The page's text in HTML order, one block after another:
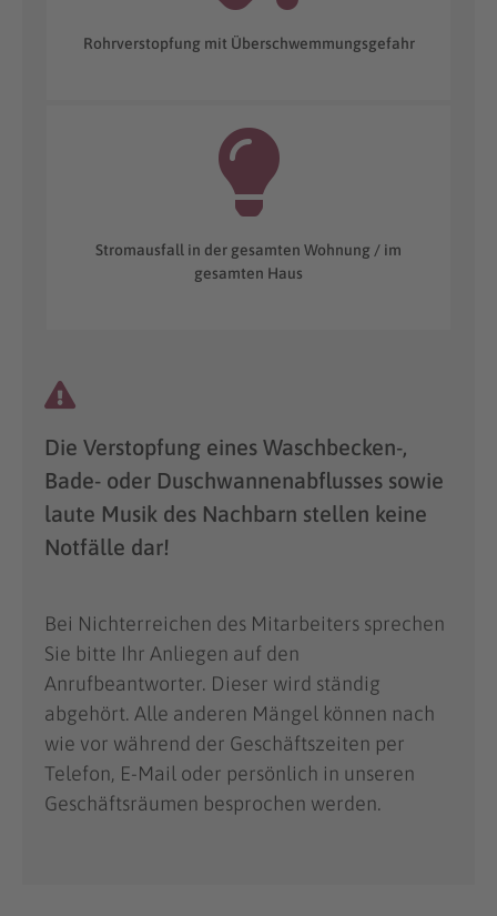
Rohrverstopfung mit Überschwemmungsgefahr
Stromausfall in der gesamten Wohnung / im
gesamten Haus
Die Verstopfung eines Waschbecken-,
Bade- oder Duschwannenabflusses sowie
laute Musik des Nachbarn stellen keine
Notfälle dar!
Bei Nichterreichen des Mitarbeiters sprechen
Sie bitte Ihr Anliegen auf den
Anrufbeantworter. Dieser wird ständig
abgehört. Alle anderen Mängel können nach
wie vor während der Geschäftszeiten per
Telefon, E-Mail oder persönlich in unseren
Geschäftsräumen besprochen werden.